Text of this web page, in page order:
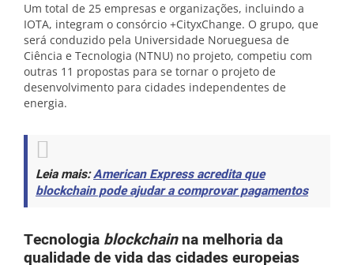
Um total de 25 empresas e organizações, incluindo a
IOTA, integram o consórcio +CityxChange. O grupo, que
será conduzido pela Universidade Norueguesa de
Ciência e Tecnologia (NTNU) no projeto, competiu com
outras 11 propostas para se tornar o projeto de
desenvolvimento para cidades independentes de
energia.
Leia mais:American Express acredita que
blockchain pode ajudar a comprovar pagamentos
Tecnologia blockchainna melhoria da
qualidade de vida das cidades europeias